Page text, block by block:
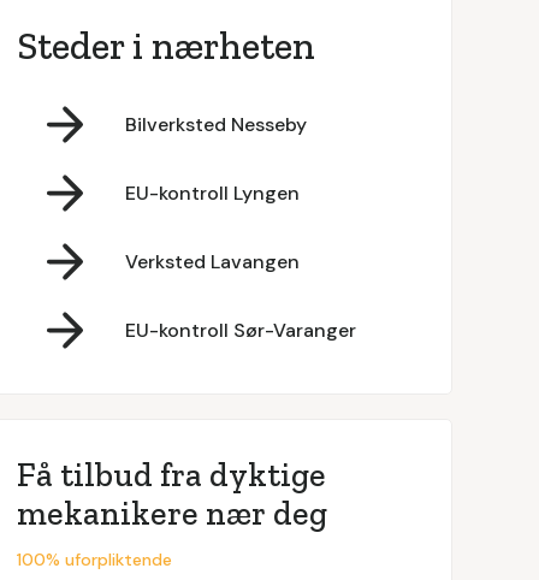
Steder i nærheten
Bilverksted Nesseby
EU-kontroll Lyngen
Verksted Lavangen
EU-kontroll Sør-Varanger
Få tilbud fra dyktige
mekanikere nær deg
100% uforpliktende